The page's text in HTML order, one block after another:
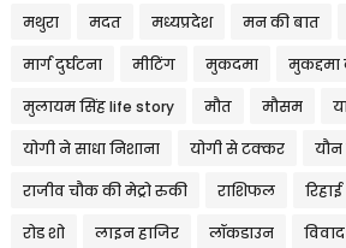
मथुरा मदत मध्यप्रदेश मन की बात
मार्ग दुर्घटना मीटिंग मुकदमा मुकद्दमा
मुलायम सिंह life story मौत मौसम
योगी ने साधा निशाना योगी से टक्कर यौन
राजीव चौक की मेट्रो रुकी राशिफल रिहाई
रोड शो लाइन हाजिर लॉकडाउन विवाद